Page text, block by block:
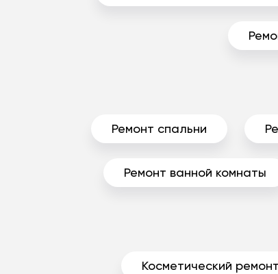
Ремонт спальни
Ремонт ванной комнаты
Косметический